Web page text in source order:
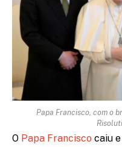
Papa Francisco, com o
O Papa Francisco caiu